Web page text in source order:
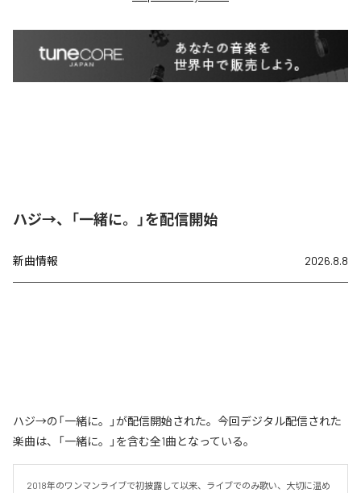
ハジ→、「一緒に。」を配信開始
新曲情報 2026.8.8
ハジ→の「一緒に。」が配信開始された。今回デジタル配信された
楽曲は、「一緒に。」を含む全1曲となっている。
2018年のワンマンライブで初披露して以来、ライブでのみ歌い、大切に温め